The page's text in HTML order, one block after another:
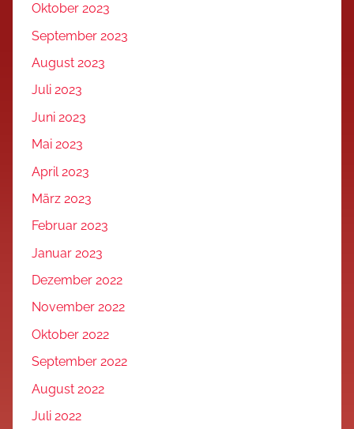
Oktober 2023
September 2023
August 2023
Juli 2023
Juni 2023
Mai 2023
April 2023
März 2023
Februar 2023
Januar 2023
Dezember 2022
November 2022
Oktober 2022
September 2022
August 2022
Juli 2022